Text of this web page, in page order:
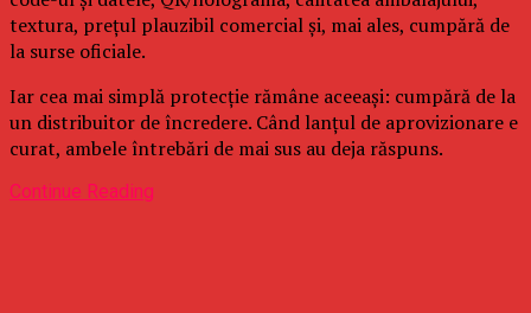
textura, prețul plauzibil comercial și, mai ales, cumpără de
la surse oficiale.
Iar cea mai simplă protecție rămâne aceeași: cumpără de la
un distribuitor de încredere. Când lanțul de aprovizionare e
curat, ambele întrebări de mai sus au deja răspuns.
Continue Reading